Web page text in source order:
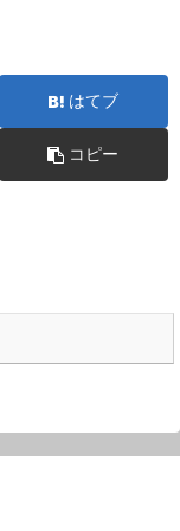
はてブ
コピー